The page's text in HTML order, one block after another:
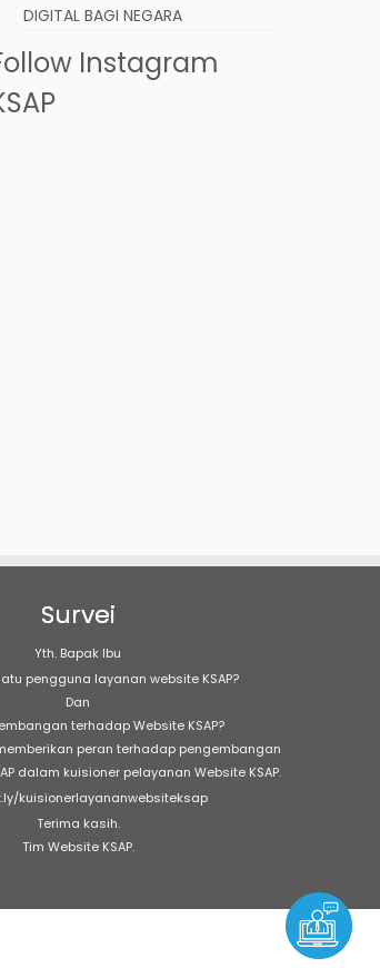
DIGITAL BAGI NEGARA
Instagram
Survei
Yth. Bapak Ibu
pengguna layanan website KSAP?
Dan
terhadap Website KSAP?
peran terhadap pengembangan
dalam kuisioner pelayanan Website KSAP.
kuisionerlayananwebsiteksap
Terima kasih.
Tim Website KSAP.